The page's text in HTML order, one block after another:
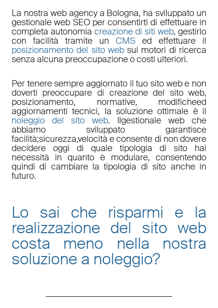
La nostra web agency a Bologna, ha sviluppato un
gestionale web SEOper consentirti di effettuare in
completa autonomia creazione di siti web, gestirlo
con facilità tramite un CMS ed effettuare il
posizionamento del sito websui motori di ricerca
senza alcuna preoccupazione o costi ulteriori.
Per tenere sempre aggiornato il tuo sito web e non
doverti preoccupare di creazione del sito web,
posizionamento, normative, modificheed
aggiornamenti tecnici, la soluzione ottimale è il
noleggio del sito web. Ilgestionale webche
abbiamo sviluppato garantisce
facilità;sicurezza,velocità e consente di non dovere
decidere oggi di quale tipologia di sito hai
necessità in quanto è modulare, consentendo
quindi di cambiare la tipologia di sito anche in
futuro.
Lo sai che risparmi e la
realizzazione del sito web
costa meno nella nostra
soluzione a noleggio?